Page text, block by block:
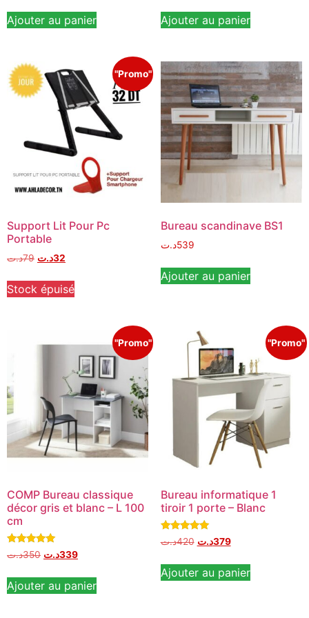
Ajouter au panier Ajouter au panier
"Promo"
Support Lit Pour Pc
Portable
79د.ت 32د.ت
Stock épuisé
Bureau scandinave BS1
539د.ت
Ajouter au panier
"Promo"
COMP Bureau classique
décor gris et blanc – L 100
cm
Note
5.00
350د.ت 339د.ت
Ajouter au panier
"Promo"
Bureau informatique 1
tiroir 1 porte – Blanc
Note
5.00
420د.ت 379د.ت
Ajouter au panier